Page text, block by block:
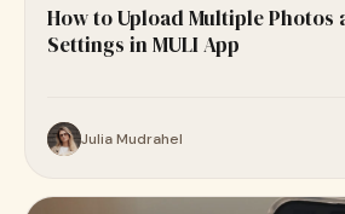
How to Upload Multiple Photos
Settings in MULI App
Julia Mudrahel